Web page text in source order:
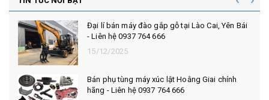
Đại lí bán máy đào gắp gỗ tại Lào Cai, Yên Bái
- Liên hệ 0937 764 666
15/12/2025
Bán phụ tùng máy xúc lật Hoằng Giai chính
hãng - Liên hệ 0937 764 666